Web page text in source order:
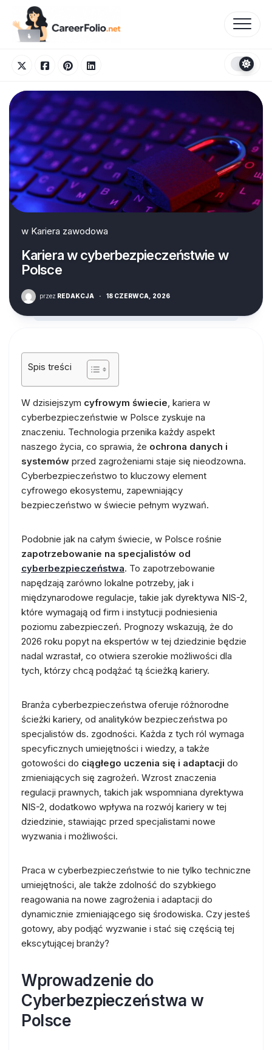
content
w Kariera zawodowa
Kariera w cyberbezpieczeństwie w
Polsce
przez REDAKCJA · 18 CZERWCA, 2026
Spis treści
W dzisiejszym cyfrowym świecie, kariera w
cyberbezpieczeństwie w Polsce zyskuje na
znaczeniu. Technologia przenika każdy aspekt
naszego życia, co sprawia, że ochrona danych i
systemów przed zagrożeniami staje się nieodzowna.
Cyberbezpieczeństwo to kluczowy element
cyfrowego ekosystemu, zapewniający
bezpieczeństwo w świecie pełnym wyzwań.
Podobnie jak na całym świecie, w Polsce rośnie
zapotrzebowanie na specjalistów od
cyberbezpieczeństwa. To zapotrzebowanie
napędzają zarówno lokalne potrzeby, jak i
międzynarodowe regulacje, takie jak dyrektywa NIS-2,
które wymagają od firm i instytucji podniesienia
poziomu zabezpieczeń. Prognozy wskazują, że do
2026 roku popyt na ekspertów w tej dziedzinie będzie
nadal wzrastał, co otwiera szerokie możliwości dla
tych, którzy chcą podążać tą ścieżką kariery.
Branża cyberbezpieczeństwa oferuje różnorodne
ścieżki kariery, od analityków bezpieczeństwa po
specjalistów ds. zgodności. Każda z tych ról wymaga
specyficznych umiejętności i wiedzy, a także
gotowości do ciągłego uczenia się i adaptacji do
zmieniających się zagrożeń. Wzrost znaczenia
regulacji prawnych, takich jak wspomniana dyrektywa
NIS-2, dodatkowo wpływa na rozwój kariery w tej
dziedzinie, stawiając przed specjalistami nowe
wyzwania i możliwości.
Praca w cyberbezpieczeństwie to nie tylko techniczne
umiejętności, ale także zdolność do szybkiego
reagowania na nowe zagrożenia i adaptacji do
dynamicznie zmieniającego się środowiska. Czy jesteś
gotowy, aby podjąć wyzwanie i stać się częścią tej
ekscytującej branży?
Wprowadzenie do
Cyberbezpieczeństwa w
Polsce